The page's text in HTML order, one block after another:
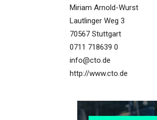
Miriam Arnold-Wurst
Lautlinger Weg 3
70567 Stuttgart
0711 718639 0
info@cto.de
http://www.cto.de